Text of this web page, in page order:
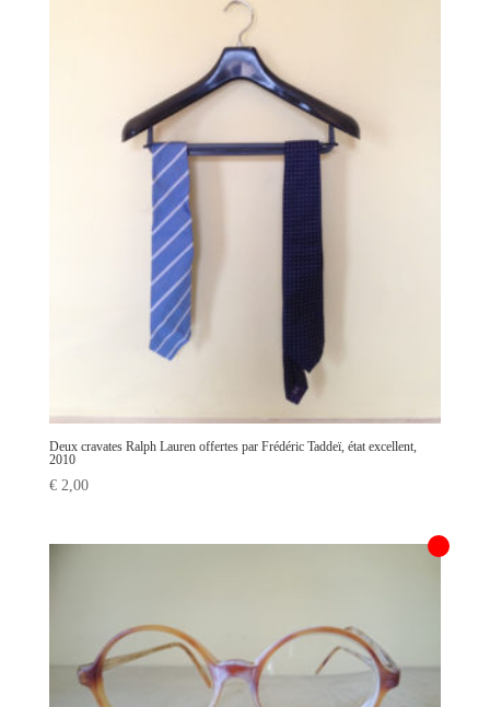
Deux cravates Ralph Lauren offertes par Frédéric Taddeï, état excellent,
2010
€2,00